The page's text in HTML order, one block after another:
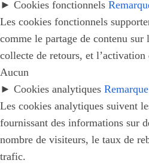
► Cookies fonctionnels
Les cookies fonctionnels
comme le partage de contenu sur
collecte de retours, et l’activation
Aucun
► Cookies analytiques Remarque
Les cookies analytiques suivent
fournissant des informations sur
nombre de visiteurs, le taux de
trafic.